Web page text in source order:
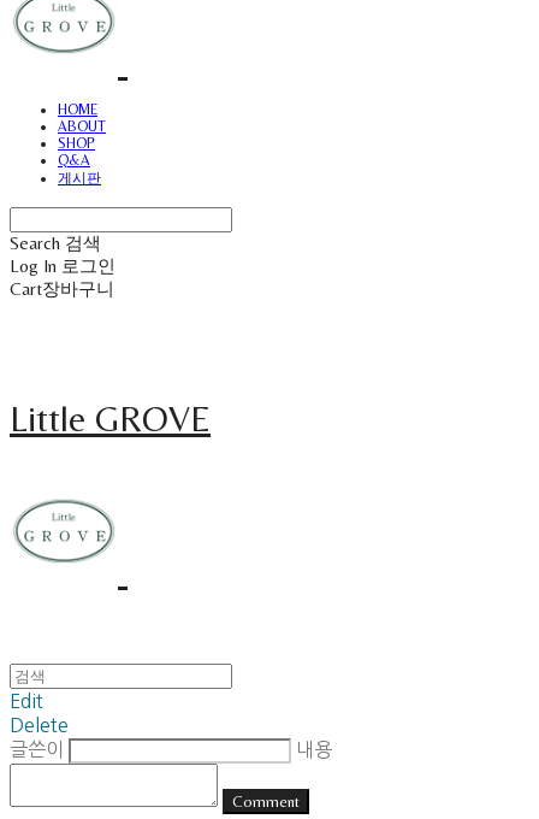
HOME
ABOUT
SHOP
Q&A
게시판
Search 검색
Log In 로그인
Cart장바구니
Little GROVE
Edit
Delete
글쓴이
내용
Comment